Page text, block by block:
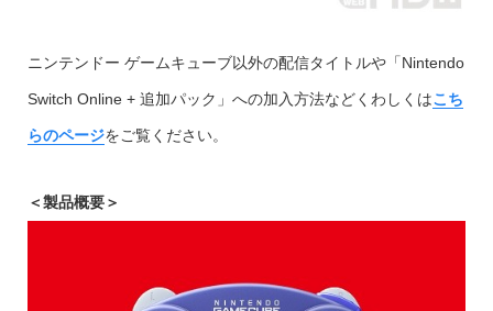
ニンテンドー ゲームキューブ以外の配信タイトルや「Nintendo
Switch Online + 追加パック」への加入方法などくわしくはこち
らのページをご覧ください。
＜製品概要＞